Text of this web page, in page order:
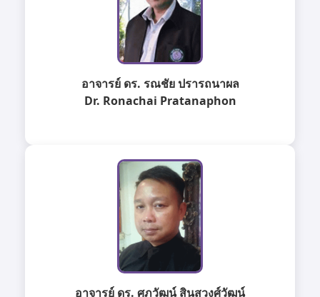
อาจารย์ ดร. รณชัย ปรารถนาผล
Dr. Ronachai Pratanaphon
อาจารย์ ดร. ศุภวัฒน์ สินสุวงศ์วัฒน์